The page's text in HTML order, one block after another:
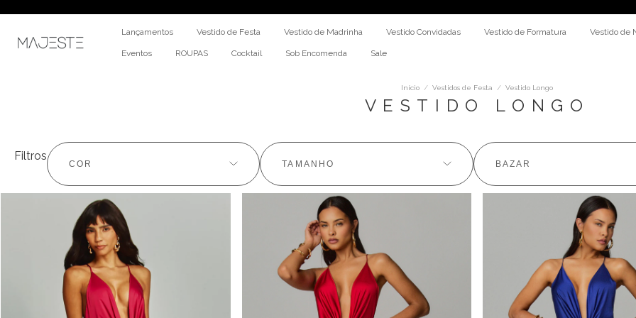
Lançamentos Vestido de Festa Vestido de Madrinha Vestido Convidadas Vestido de Formatura Vestido de
Eventos ROUPAS Cocktail Sob Encomenda Sale
Início / Vestidos de Festa / Vestido Longo
VESTIDO LONGO
Filtros
COR TAMANHO BAZAR